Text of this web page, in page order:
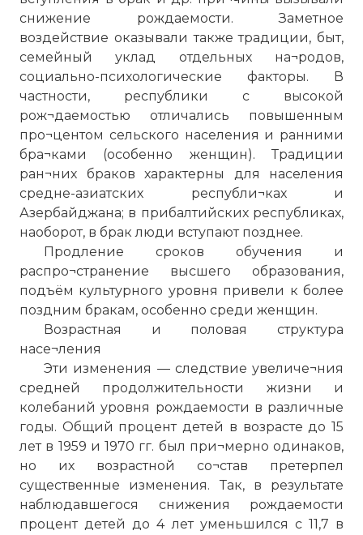
снижение рождаемости. Заметное
воздействие оказывали также традиции, быт,
семейный уклад отдельных на¬родов,
социально-психологические факторы. В
частности, республики с высокой
рож¬даемостью отличались повышенным
про¬центом сельского населения и ранними
бра¬ками (особенно женщин). Традиции
ран¬них браков характерны для населения
средне-азиатских республи¬ках и
Азербайджана; в прибалтийских республиках,
наоборот, в брак люди вступают позднее.
Продление сроков обучения и
распро¬странение высшего образования,
подъём культурного уровня привели к более
поздним бракам, особенно среди женщин.
Возрастная и половая структура
насе¬ления
Эти изменения — следствие увеличе¬ния
средней продолжительности жизни и
колебаний уровня рождаемости в различные
годы. Общий процент детей в возрасте до 15
лет в 1959 и 1970 гг. был при¬мерно одинаков,
но их возрастной со¬став претерпел
существенные изменения. Так, в результате
наблюдавшегося снижения рождаемости
процент детей до 4 лет уменьшился с 11,7 в